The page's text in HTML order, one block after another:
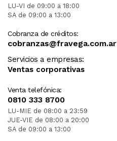
LU-VI de 09:00 a 18:00
SA de 09:00 a 13:00
Cobranza de créditos:
cobranzas@fravega.com.ar
Servicios a empresas:
Ventas corporativas
Venta telefónica:
0810 333 8700
LU-MIE de 08:00 a 23:59
JUE-VIE de 08:00 a 20:00
SA de 09:00 a 13:00